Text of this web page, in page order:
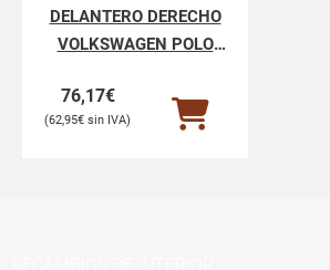
DELANTERO DERECHO
VOLKSWAGEN POLO
76,17€
62,95€